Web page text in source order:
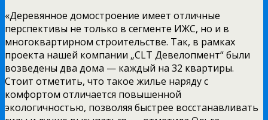
«Деревянное домостроение имеет отличные
перспективы не только в сегменте ИЖС, но и в
многоквартирном строительстве. Так, в рамках
проекта нашей компании „CLT Девелопмент“ были
возведены два дома — каждый на 32 квартиры.
Стоит отметить, что такое жилье наряду с
комфортом отличается повышенной
экологичностью, позволяя быстрее восстанавливать